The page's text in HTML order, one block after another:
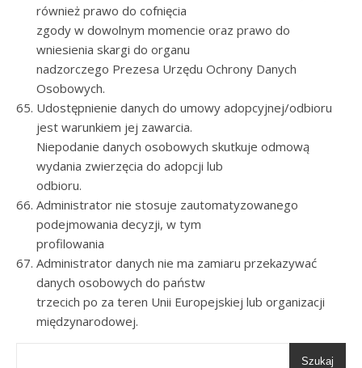
również prawo do cofnięcia
zgody w dowolnym momencie oraz prawo do
wniesienia skargi do organu
nadzorczego Prezesa Urzędu Ochrony Danych
Osobowych.
Udostępnienie danych do umowy adopcyjnej/odbioru
jest warunkiem jej zawarcia.
Niepodanie danych osobowych skutkuje odmową
wydania zwierzęcia do adopcji lub
odbioru.
Administrator nie stosuje zautomatyzowanego
podejmowania decyzji, w tym
profilowania
Administrator danych nie ma zamiaru przekazywać
danych osobowych do państw
trzecich po za teren Unii Europejskiej lub organizacji
międzynarodowej.
Szukaj